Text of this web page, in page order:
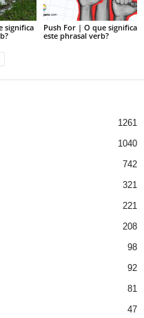
significa
Push For | O que significa
este phrasal verb?
1261
1040
742
321
221
208
98
92
81
47